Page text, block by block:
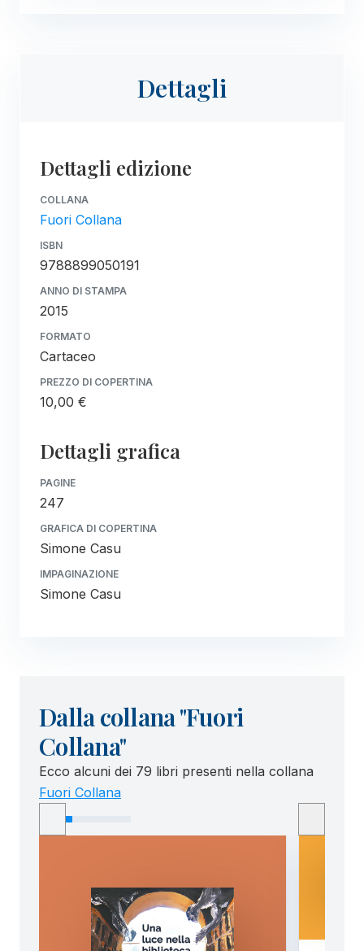
Dettagli
Dettagli edizione
COLLANA
Fuori Collana
ISBN
9788899050191
ANNO DI STAMPA
2015
FORMATO
Cartaceo
PREZZO DI COPERTINA
10,00 €
Dettagli grafica
PAGINE
247
GRAFICA DI COPERTINA
Simone Casu
IMPAGINAZIONE
Simone Casu
Dalla collana "Fuori
Collana"
Ecco alcuni dei 79 libri presenti nella collana
Fuori Collana